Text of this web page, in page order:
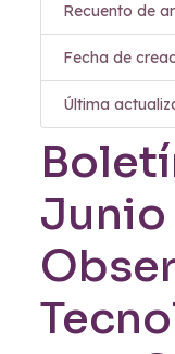
Recuento de
Fecha de
Última